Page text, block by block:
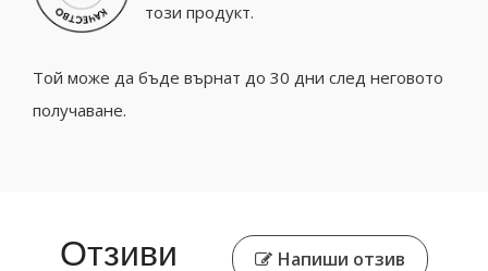
този продукт.
Той може да бъде върнат до 30 дни след неговото
получаване.
Отзиви Напиши отзив